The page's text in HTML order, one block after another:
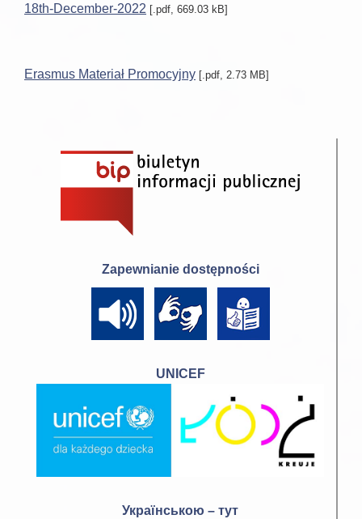
18th-December-2022 [.pdf, 669.03 kB]
Erasmus Materiał Promocyjny [.pdf, 2.73 MB]
Zapewnianie dostępności
UNICEF
Українською – тут